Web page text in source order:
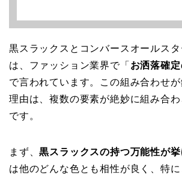
黒スラックスとコンバースオールス
は、ファッション業界で「 お洒落確
で言われています。この組み合わせ
理由は、複数の要素が絶妙に組み合
です。
まず、黒スラックスの持つ万能性が挙
は他のどんな色とも相性が良く、特